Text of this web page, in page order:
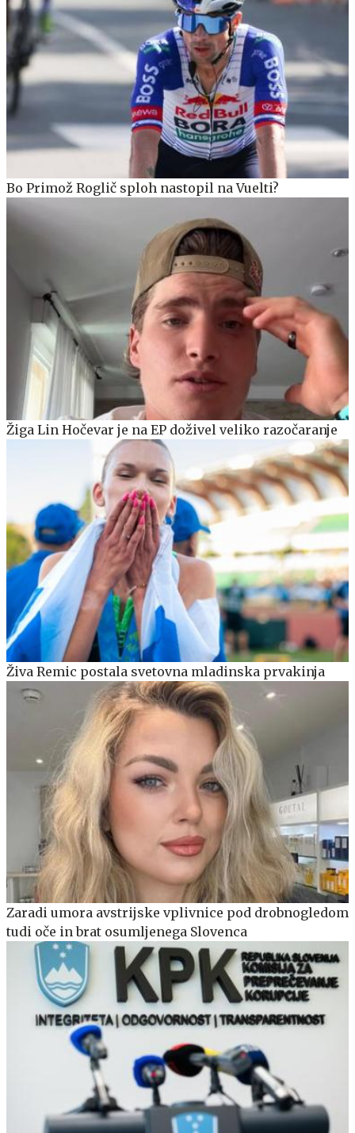
Bo Primož Roglič sploh nastopil na Vuelti?
Žiga Lin Hočevar je na EP doživel veliko razočaranje
Živa Remic postala svetovna mladinska prvakinja
Zaradi umora avstrijske vplivnice pod drobnogledom
tudi oče in brat osumljenega Slovenca